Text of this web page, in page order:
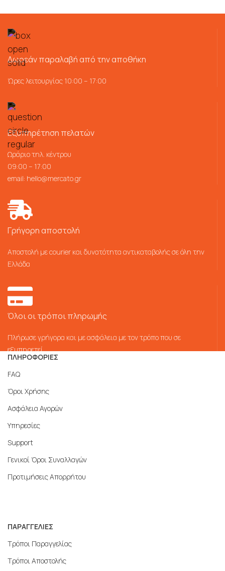
Δωρεάν παραλαβή από την αποθήκη
Ώρες λειτουργίας 10:00 – 17:00
Εξυπηρέτηση πελατών
Ωράριο τηλ. κέντρου
09:00 – 17:00
email: hello@mercato.gr
Γρήγορη αποστολή
Αποστολή με courier και δυνατότητα αντικαταβολής σε όλη την
Ελλάδα
Όλοι οι τρόποι πληρωμής
Πλήρωσε γρήγορα και με ασφάλεια με τον τρόπο που σε
εξυπηρετεί
ΠΛΗΡΟΦΟΡΙΕΣ
FAQ
Όροι Χρήσης
Ασφάλεια Αγορών
Υπηρεσίες
Support
Γενικοί Όροι Συναλλαγών
Προτιμήσεις Απορρήτου
ΠΑΡΑΓΓΕΛΙΕΣ
Τρόποι Παραγγελίας
Τρόποι Αποστολής